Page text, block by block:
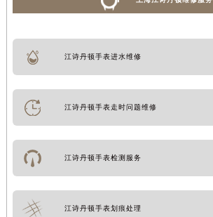
江诗丹顿手表进水维修
江诗丹顿手表走时问题维修
江诗丹顿手表检测服务
江诗丹顿手表划痕处理